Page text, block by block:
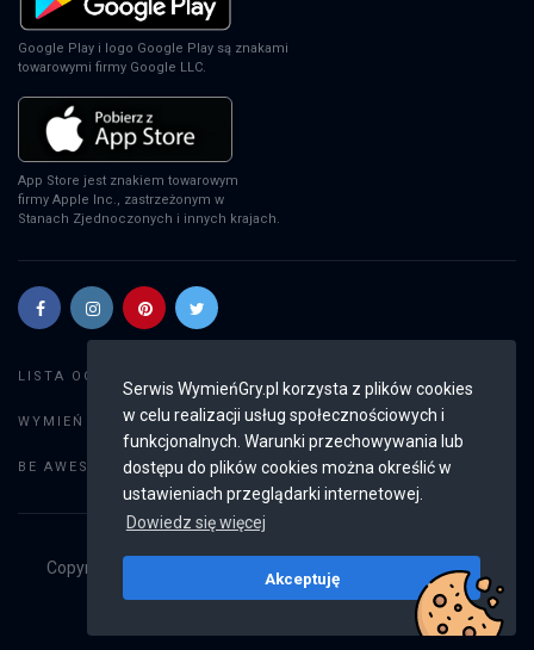
Serwis WymieńGry.pl korzysta z plików cookies
w celu realizacji usług społecznościowych i
funkcjonalnych. Warunki przechowywania lub
dostępu do plików cookies można określić w
ustawieniach przeglądarki internetowej.
Dowiedz się więcej
Akceptuję
Google Play i logo Google Play są znakami
towarowymi firmy Google LLC.
App Store jest znakiem towarowym
firmy Apple Inc., zastrzeżonym w
Stanach Zjednoczonych i innych krajach.
LISTA OGŁOSZEŃ:
WYMIEŃ GRY: Dodaj ogłoszenie
BE AWESOME: Weryfikacja konta
Copyright © 2019 - 2026
Wszystkie prawa
v2.8.4